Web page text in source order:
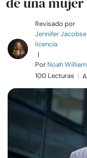
Casarse
Relaciones
Familia
Ayuda
Cursos
Revisado por
Jennifer
licencia
|
Por Noah
100 Lecturas